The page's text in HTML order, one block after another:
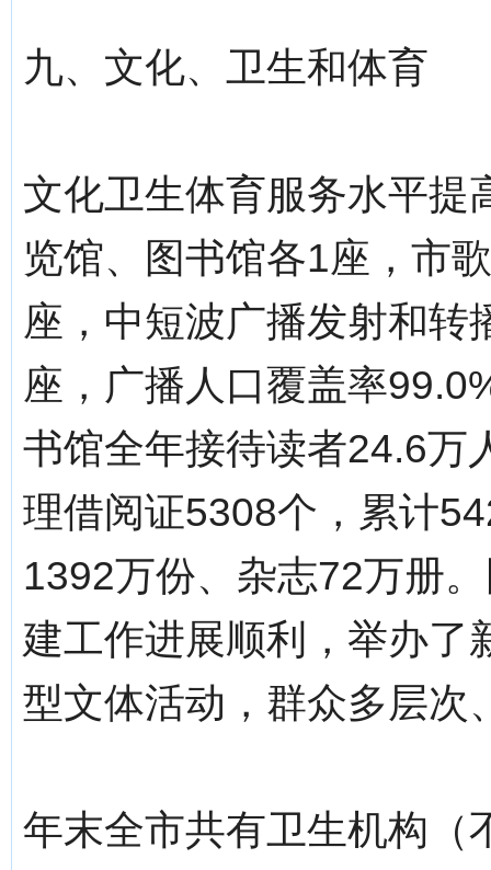
九、文化、卫生和体育
文化卫生体育服务水平提
览馆、图书馆各1座，市
座，中短波广播发射和转
座，广播人口覆盖率
书馆全年接待读者24.6万
理借阅证5308个，累计
1392万份、杂志72万册
建工作进展顺利，举办了
型文体活动，群众多层次
年末全市共有卫生机构（